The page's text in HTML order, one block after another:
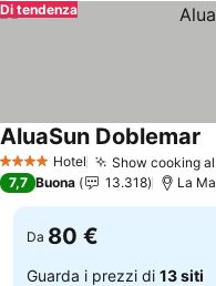
Di tendenza
4 Stelle Hotel Show cooking
AluaSun Doblemar
7,7 Buona 13.318 La
Da 80 €
Guarda i prezzi di 13 siti